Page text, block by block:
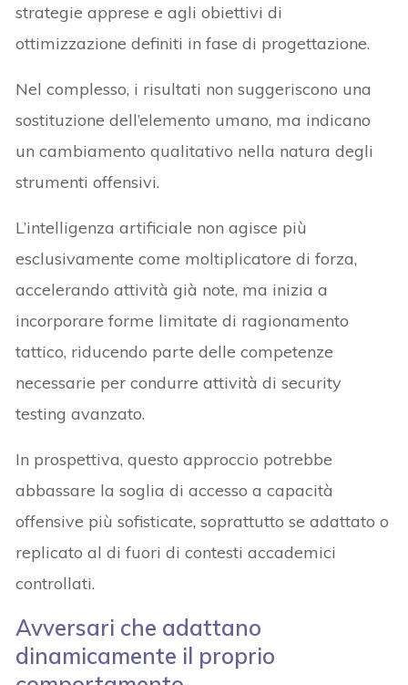
strategie apprese e agli obiettivi di
ottimizzazione definiti in fase di progettazione.
Nel complesso, i risultati non suggeriscono una
sostituzione dell’elemento umano, ma indicano
un cambiamento qualitativo nella natura degli
strumenti offensivi.
L’intelligenza artificiale non agisce più
esclusivamente come moltiplicatore di forza,
accelerando attività già note, ma inizia a
incorporare forme limitate di ragionamento
tattico, riducendo parte delle competenze
necessarie per condurre attività di security
testing avanzato.
In prospettiva, questo approccio potrebbe
abbassare la soglia di accesso a capacità
offensive più sofisticate, soprattutto se adattato o
replicato al di fuori di contesti accademici
controllati.
Avversari che adattano
dinamicamente il proprio